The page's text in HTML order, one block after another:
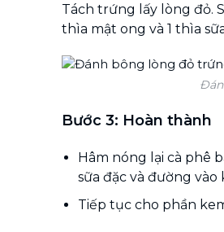
Tách trứng lấy lòng đỏ.
thìa mật ong và 1 thìa
Bước 3: Hoàn thành
Hâm nóng lại cà phê
sữa đặc và đường vào
Tiếp tục cho phần